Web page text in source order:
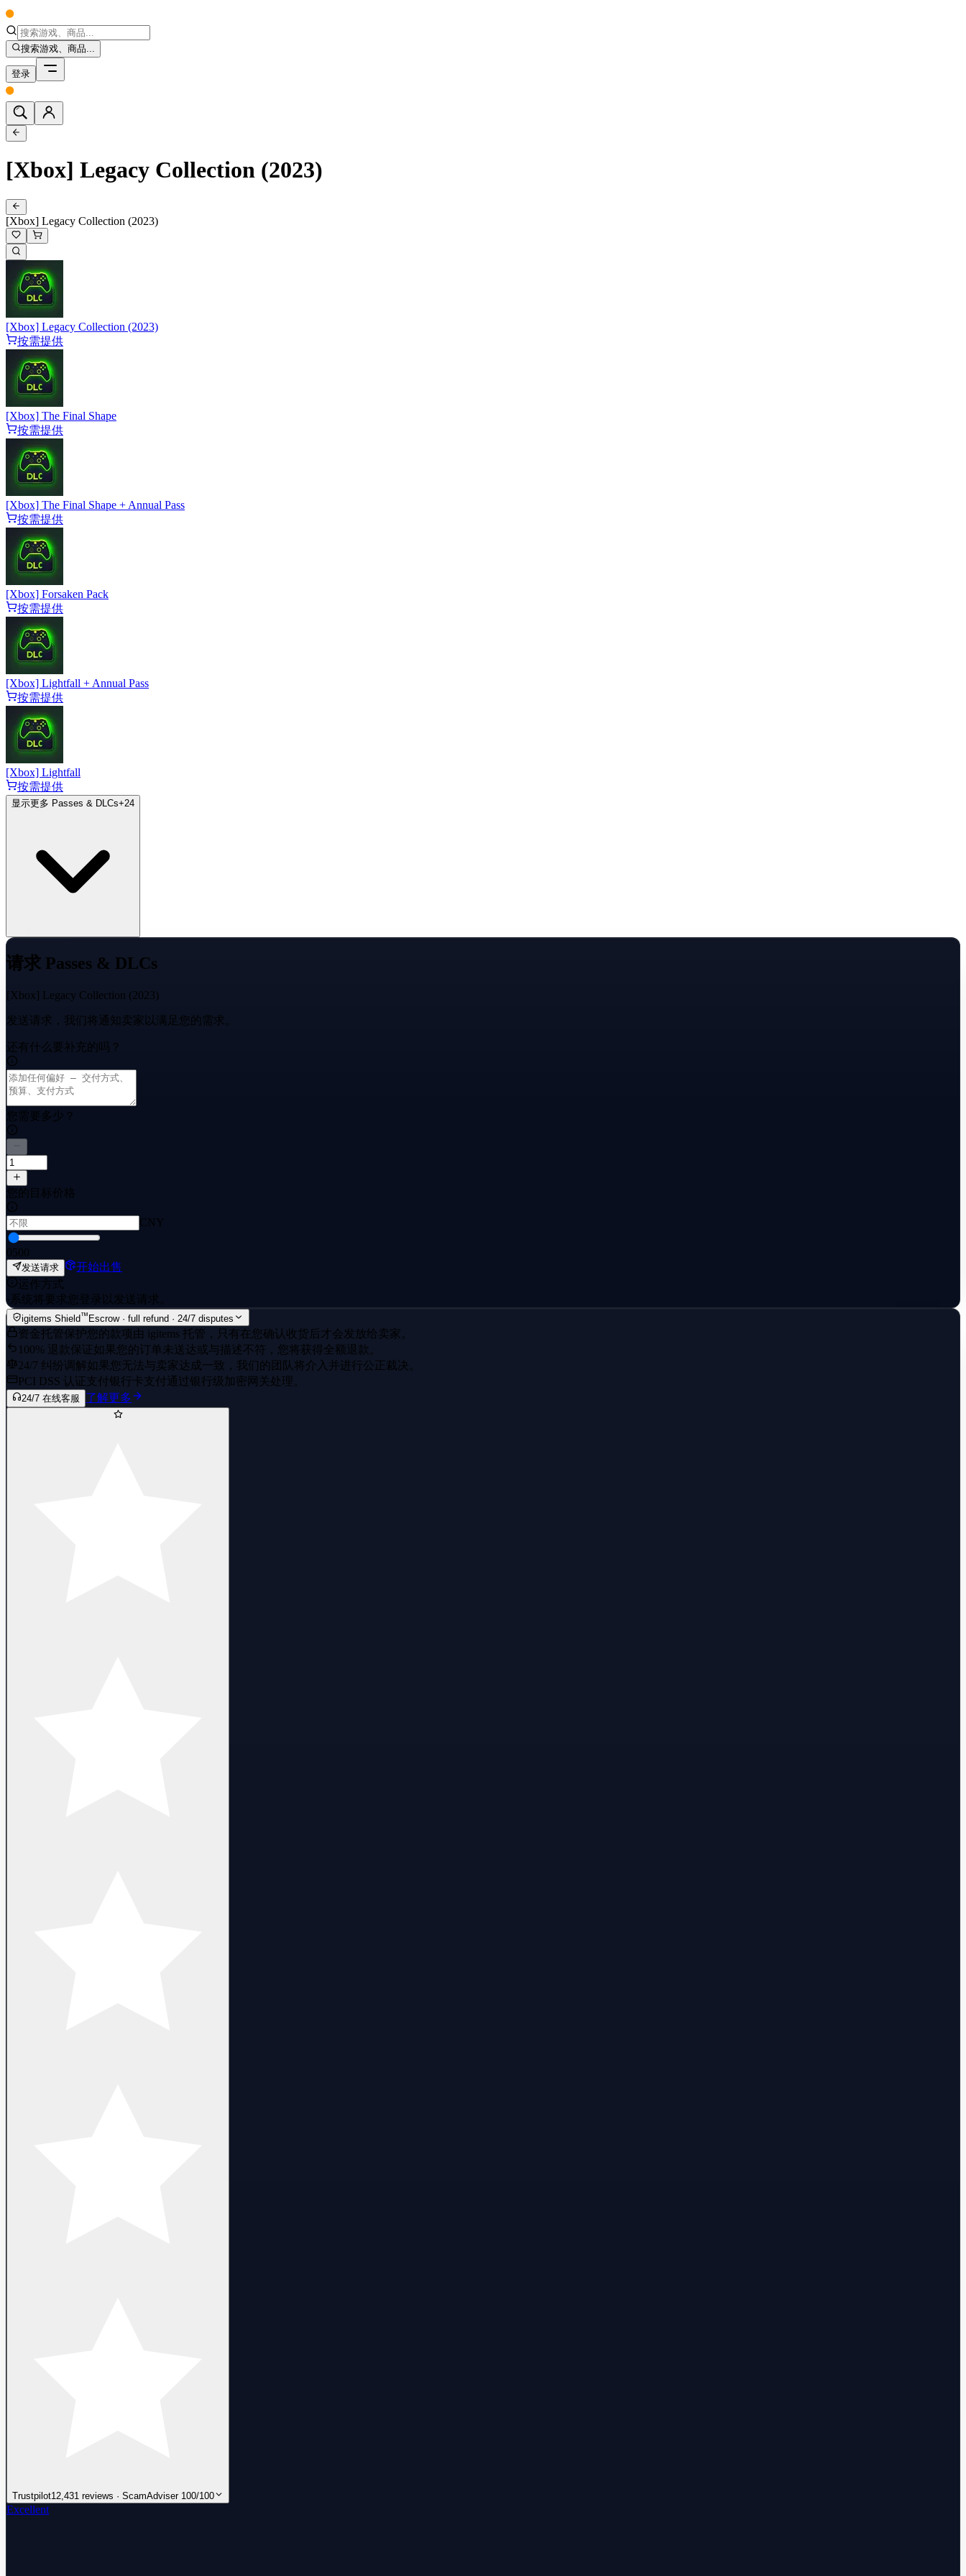
搜索游戏、商品...
登录
[Xbox] Legacy Collection (2023)
[Xbox] Legacy Collection (2023)
[Xbox] Legacy Collection (2023)
按需提供
[Xbox] The Final Shape
按需提供
[Xbox] The Final Shape + Annual Pass
按需提供
[Xbox] Forsaken Pack
按需提供
[Xbox] Lightfall + Annual Pass
按需提供
[Xbox] Lightfall
按需提供
显示更多 Passes & DLCs+24
请求 Passes & DLCs
[Xbox] Legacy Collection (2023)
发送请求，我们将通知卖家以满足您的需求。
还有什么要补充的吗？
您需要多少？
您的目标价格
CNY
0500
发送请求
开始出售
运作方式
· 系统将要求您登录以发送请求。
igitems Shield™ Escrow · full refund · 24/7 disputes
资金托管保护您的款项由 igitems 托管，只有在您确认收货后才会发放给卖家。
100% 退款保证如果您的订单未送达或与描述不符，您将获得全额退款。
24/7 纠纷调解如果您无法与卖家达成一致，我们的团队将介入并进行公正裁决。
PCI DSS 认证支付 银行卡支付通过银行级加密网关处理。
24/7 在线客服 了解更多
Trustpilot12,431 reviews · ScamAdviser 100/100
Excellent